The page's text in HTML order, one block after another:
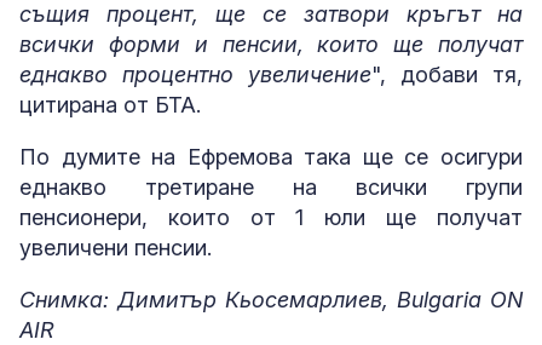
същия процент, ще се затвори кръгът на
всички форми и пенсии, които ще получат
еднакво процентно увеличение", добави тя,
цитирана от БТА.
По думите на Ефремова така ще се осигури
еднакво третиране на всички групи
пенсионери, които от 1 юли ще получат
увеличени пенсии.
Снимка: Димитър Кьосемарлиев, Bulgaria ON
AIR